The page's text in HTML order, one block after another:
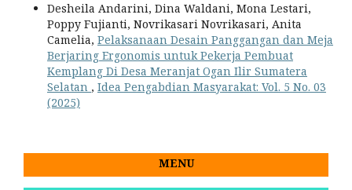
Desheila Andarini, Dina Waldani, Mona Lestari,
Poppy Fujianti, Novrikasari Novrikasari, Anita
Camelia, Pelaksanaan Desain Panggangan dan Meja
Berjaring Ergonomis untuk Pekerja Pembuat
Kemplang Di Desa Meranjat Ogan Ilir Sumatera
Selatan , Idea Pengabdian Masyarakat: Vol. 5 No. 03
(2025)
MENU